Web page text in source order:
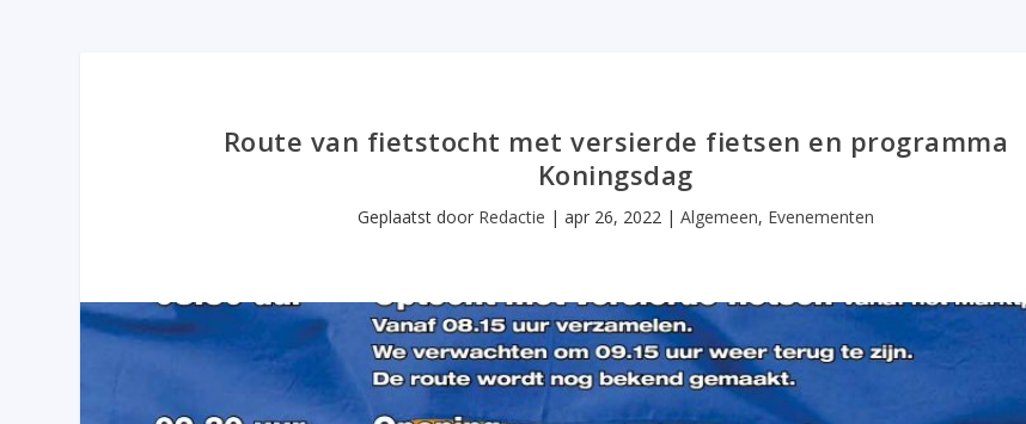
Route van fietstocht met versierde fietsen en programma
Koningsdag
Geplaatst door Redactie | apr 26, 2022| Algemeen, Evenementen